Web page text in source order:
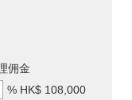
佣金
% HK$ 108,000